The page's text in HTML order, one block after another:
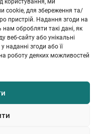
користування, ми
cookie, для збереження та/
пристрій. Надання згоди на
обробляти такі дані, як
веб-сайту або унікальні
наданні згоди або її
роботу деяких можливостей
р-н, Івано-Франківська
Сахарова Академіка,
info@panterrea.com